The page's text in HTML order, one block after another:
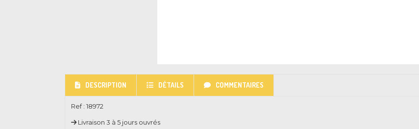
DESCRIPTION DÉTAILS COMMENTAIRES
Ref : 18972
Livraison 3 à 5 jours ouvrés